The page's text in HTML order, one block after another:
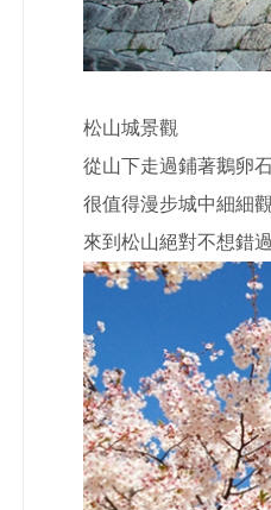
松山城景觀
從山下走過鋪著鵝卵
很值得漫步城中細細
來到松山絕對不想錯